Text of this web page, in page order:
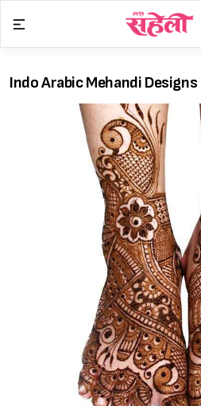
content
Indo Arabic Mehandi Designs